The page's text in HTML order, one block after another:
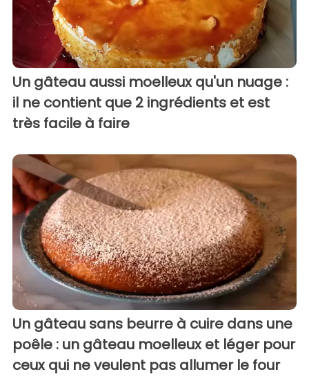
Un gâteau aussi moelleux qu'un nuage :
il ne contient que 2 ingrédients et est
très facile à faire
Un gâteau sans beurre à cuire dans une
poêle : un gâteau moelleux et léger pour
ceux qui ne veulent pas allumer le four